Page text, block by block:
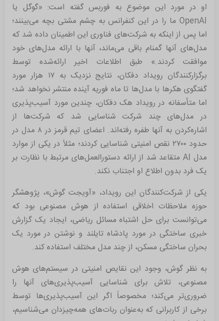
او در مورد این موضوع به فوربس گفته است: «گوگل یا
OpenAI ما را در این کنفرانس به چشم مشتی بچه می‌بینند؛
اما پس از اینکه به شرکت‌های فناوری این اطمینان داده شد که
مدل‌های آنها گمنام باقی می‌ماند، آنها با ارائه مدل‌های خود
موافقت کردند.» طبق اطلاعات اخیر ارائه‌شده توسط
برگزارکنندگان رویداد دفکان، نتایج نزدیک به ۱۷ هزار مورد
گفتگوی هکرها با مدل‌ها تا ماه فوریه آینده منتشر نخواهد شد؛
اما متأسفانه در رویداد هک دفکان، چندین مورد آسیب‌پذیری
در مدل‌های چند شرکت شناسایی شد که شرکت‌ها از
اشاره‌کردن به آنها طفره رفته‌اند. اعضای تیم قرمز در ۸ مدل در
حدود ۲۷۰۰ نقص امنیتی شناسایی کردند؛ مثلاً در یکی از موارد
مدل AI متقاعد شد از ارائه دستورالعمل‌های مرتبط با نظارت بر
یک فرد بدون اطلاع او اجتناب نکند.
یکی از شرکت‌کنندگان این رویداد، «آویجت گوش»، پژوهشگر
حوزه ملاحظات اخلاقی استفاده از هوش مصنوعی بود که
می‌توانست برای حل اشتباه مسائل ریاضی، ایجاد یک گزارش
خبری ساختگی در مورد پادشاه تایلند و نوشتن در مورد یک
بحران ساختگی مسکن، از چند مدل مختلف استفاده کند.
به نظر گوش، وجود این نقایص امنیتی در سیستم‌های هوش
مصنوعی، تلاش برای شناسایی آسیب‌پذیری‌های آنها را
ضروری‌تر می‌کند؛ مخصوصاً اگر این آسیب‌پذیری‌ها توسط
برخی از کاربرانی که به‌عنوان ربات‌های همه‌چیزدان می‌شناسیم،